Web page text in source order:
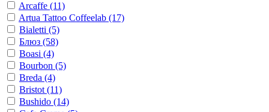
Arcaffe (11)
Artua Tattoo Coffeelab (17)
Bialetti (5)
Блюз (58)
Boasi (4)
Bourbon (5)
Breda (4)
Bristot (11)
Bushido (14)